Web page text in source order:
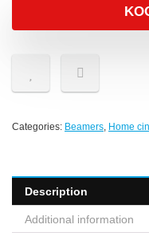
Categories: Beamers, Home
Description
Additional information